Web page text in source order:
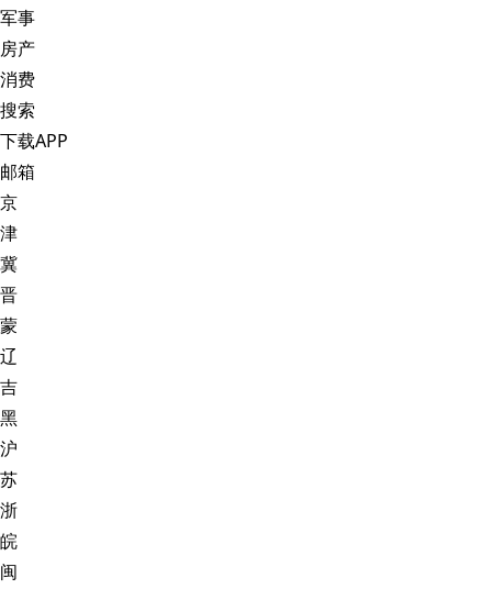
军事
房产
消费
搜索
下载APP
邮箱
京
津
冀
晋
蒙
辽
吉
黑
沪
苏
浙
皖
闽